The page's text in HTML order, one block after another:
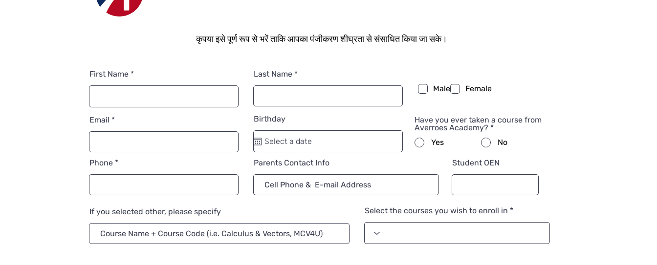
कृपया इसे पूर्ण रूप से भरें ताकि आपका पंजीकरण शीघ्रता से संसाधित किया जा सके।
First Name
Last Name
Male
Female
Email Birthday
Have you ever taken a course from
Averroes Academy? *
Yes
No
Phone Parents Contact Info Student OEN
If you selected other, please specify Select the courses you wish to enroll in